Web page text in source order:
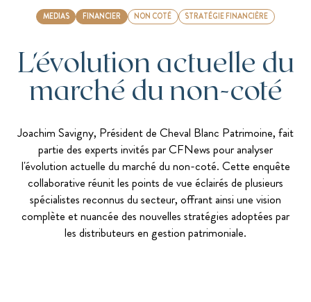
MEDIAS NON COTÉ STRATÉGIE FINANCIÈRE
FINANCIER
L'évolution actuelle du
marché du non-coté
Joachim Savigny, Président de Cheval Blanc Patrimoine, fait
partie des experts invités par CFNews pour analyser
l'évolution actuelle du marché du non-coté. Cette enquête
collaborative réunit les points de vue éclairés de plusieurs
spécialistes reconnus du secteur, offrant ainsi une vision
complète et nuancée des nouvelles stratégies adoptées par
les distributeurs en gestion patrimoniale.